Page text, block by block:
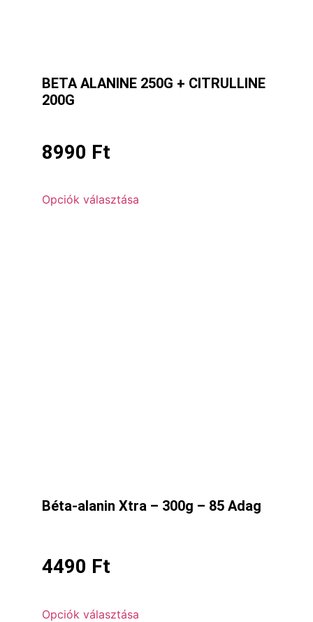
BETA ALANINE 250G + CITRULLINE
200G
8990 Ft
Opciók választása
Béta-alanin Xtra – 300g – 85 Adag
4490 Ft
Opciók választása